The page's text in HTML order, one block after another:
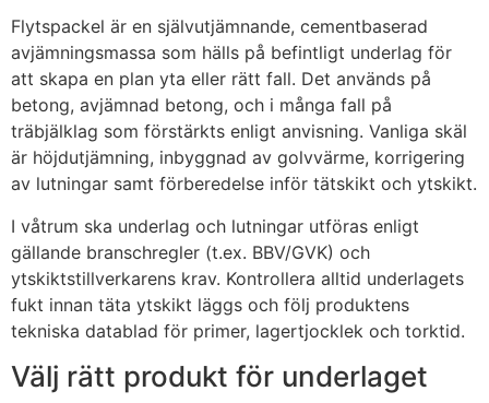
Flytspackel är en självutjämnande, cementbaserad
avjämningsmassa som hälls på befintligt underlag för
att skapa en plan yta eller rätt fall. Det används på
betong, avjämnad betong, och i många fall på
träbjälklag som förstärkts enligt anvisning. Vanliga skäl
är höjdutjämning, inbyggnad av golvvärme, korrigering
av lutningar samt förberedelse inför tätskikt och ytskikt.
I våtrum ska underlag och lutningar utföras enligt
gällande branschregler (t.ex. BBV/GVK) och
ytskiktstillverkarens krav. Kontrollera alltid underlagets
fukt innan täta ytskikt läggs och följ produktens
tekniska datablad för primer, lagertjocklek och torktid.
Välj rätt produkt för underlaget